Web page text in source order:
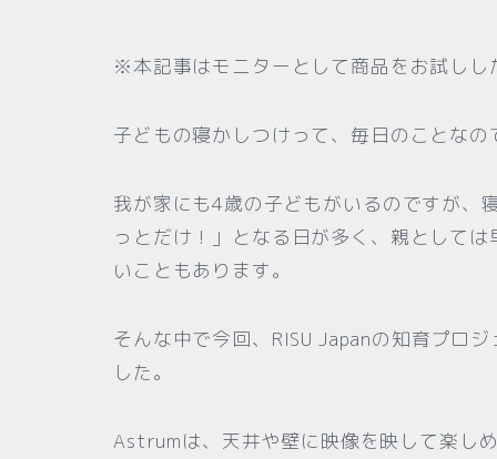
※本記事はモニターとして商品をお試し
子どもの寝かしつけって、毎日のことな
我が家にも4歳の子どもがいるのですが、
っとだけ！」となる日が多く、親として
いこともあります。
そんな中で今回、RISU Japanの知育プロ
した。
Astrumは、天井や壁に映像を映して楽し